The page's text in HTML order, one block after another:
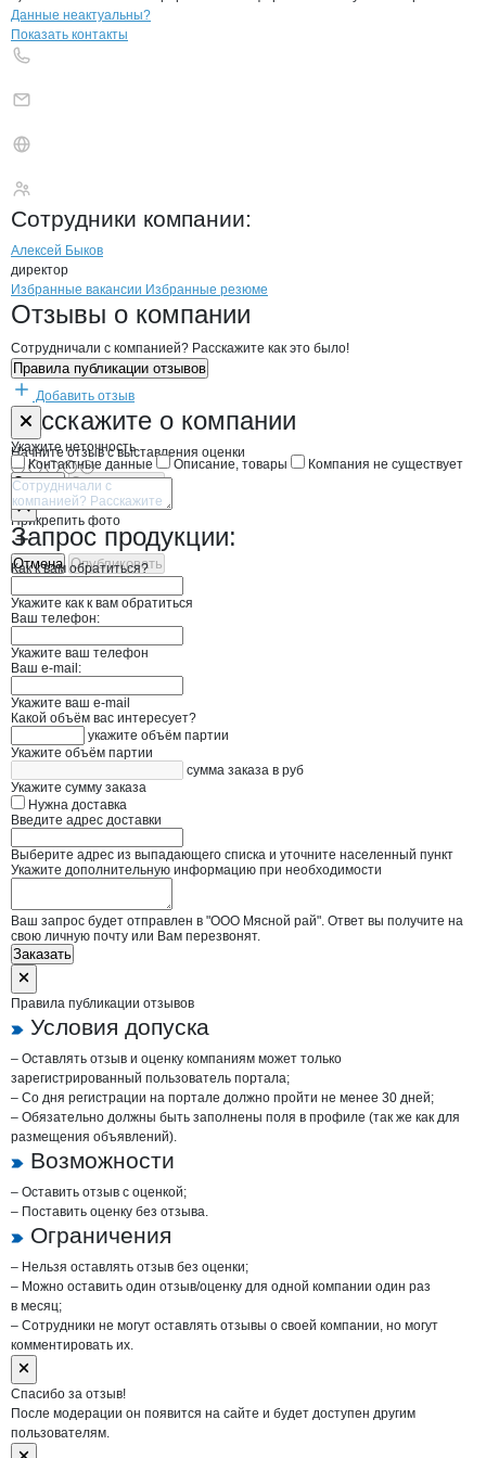
Контактыкомпании
+7(800)000-00-..
Данные неактуальны?
Показать контакты
Сотрудники компании:
Алексей Быков
директор
Брендыкомпани Мясной рай
Вакансии вМясной рай
Избранные вакансии Избранные резюме
Новости oМясной рай, ООО
Отзывы о компании
Сотрудничали с компанией? Расскажите как это было!
Правила публикации отзывов
Добавить отзыв
Расскажите о компании
Начните отзыв с выставления оценки
Прикрепить фото
Отмена Опубликовать
Форма обратной связи о неточностях
Укажите неточность
Контактные данные
Описание, товары Компания не существует
Отмена Опубликовать
Запрос продукции:
Как к вам обратиться?
Укажите как к вам обратиться
Ваш телефон:
Укажите ваш телефон
Ваш e-mail:
Укажите ваш e-mail
Какой объём вас интересует?
укажите объём партии
Укажите объём партии
сумма заказа в руб
Укажите сумму заказа
Нужна доставка
Введите адрес доставки
Выберите адрес из выпадающего списка и уточните населенный пункт
Укажите дополнительную информацию при необходимости
Ваш запрос будет отправлен в "ООО Мясной рай". Ответ вы получите на
свою личную почту или Вам перезвонят.
Заказать
Правила публикации отзывов
Условия допуска
– Оставлять отзыв и оценку компаниям может только
зарегистрированный пользователь портала;
– Со дня регистрации на портале должно пройти не менее 30 дней;
– Обязательно должны быть заполнены поля в профиле (так же как для
размещения объявлений).
Возможности
– Оставить отзыв с оценкой;
– Поставить оценку без отзыва.
Ограничения
– Нельзя оставлять отзыв без оценки;
– Можно оставить один отзыв/оценку для одной компании один раз
в месяц;
– Сотрудники не могут оставлять отзывы о своей компании, но могут
комментировать их.
Спасибо за отзыв!
После модерации он появится на сайте и будет доступен другим
пользователям.